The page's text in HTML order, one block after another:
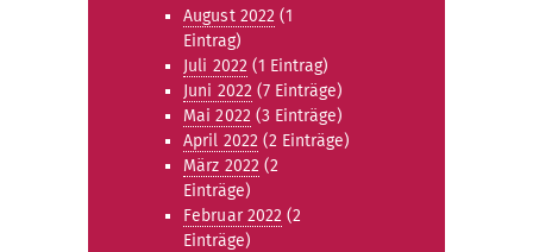
August 2022 (1
Eintrag)
Juli 2022 (1 Eintrag)
Juni 2022 (7 Einträge)
Mai 2022 (3 Einträge)
April 2022 (2 Einträge)
März 2022 (2
Einträge)
Februar 2022 (2
Einträge)